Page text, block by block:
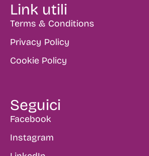
Link utili
Terms & Conditions
Privacy Policy
Cookie Policy
Seguici
Facebook
Instagram